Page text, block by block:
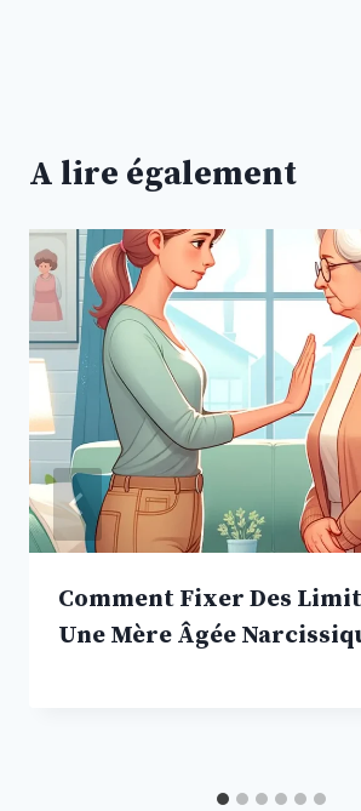
A lire également
Comment Fixer Des
Une Mère Âgée